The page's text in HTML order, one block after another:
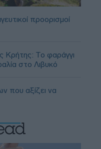
προορισμοί
Κρήτης: Το φαράγγι
στο Λιβυκό
που αξίζει να